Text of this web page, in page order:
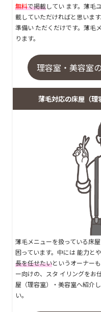
無料で掲載してい ます。薄毛
載していただければと思いま
準備い ただくだけです。薄毛
ります。
理容室・美容室
薄毛対応の床屋（理
薄毛メニューを扱っている床
困っています。中には 能力と
長を任せたいというオーナー
ー向けの、スタ イリングをお
屋（理容室）・美容室へ紹介
い。